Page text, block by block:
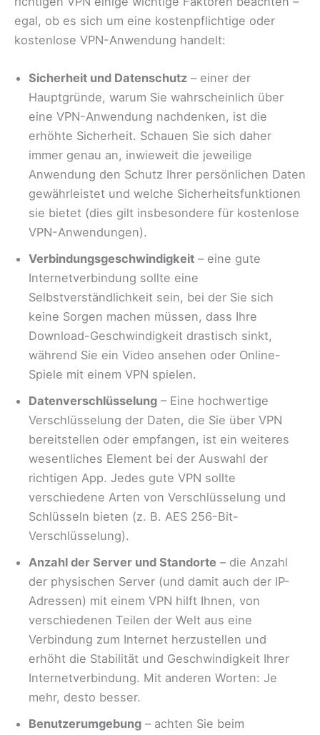
egal, ob es sich um eine kostenpflichtige oder
kostenlose VPN-Anwendung handelt:
Sicherheit und Datenschutz – einer der
Hauptgründe, warum Sie wahrscheinlich über
eine VPN-Anwendung nachdenken, ist die
erhöhte Sicherheit. Schauen Sie sich daher
immer genau an, inwieweit die jeweilige
Anwendung den Schutz Ihrer persönlichen Daten
gewährleistet und welche Sicherheitsfunktionen
sie bietet (dies gilt insbesondere für kostenlose
VPN-Anwendungen).
Verbindungsgeschwindigkeit – eine gute
Internetverbindung sollte eine
Selbstverständlichkeit sein, bei der Sie sich
keine Sorgen machen müssen, dass Ihre
Download-Geschwindigkeit drastisch sinkt,
während Sie ein Video ansehen oder Online-
Spiele mit einem VPN spielen.
Datenverschlüsselung – Eine hochwertige
Verschlüsselung der Daten, die Sie über VPN
bereitstellen oder empfangen, ist ein weiteres
wesentliches Element bei der Auswahl der
richtigen App. Jedes gute VPN sollte
verschiedene Arten von Verschlüsselung und
Schlüsseln bieten (z. B. AES 256-Bit-
Verschlüsselung).
Anzahl der Server und Standorte – die Anzahl
der physischen Server (und damit auch der IP-
Adressen) mit einem VPN hilft Ihnen, von
verschiedenen Teilen der Welt aus eine
Verbindung zum Internet herzustellen und
erhöht die Stabilität und Geschwindigkeit Ihrer
Internetverbindung. Mit anderen Worten: Je
mehr, desto besser.
Benutzerumgebung – achten Sie beim